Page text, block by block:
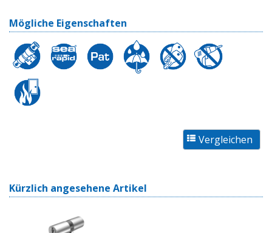
Mögliche Eigenschaften
Kürzlich angesehene Artikel